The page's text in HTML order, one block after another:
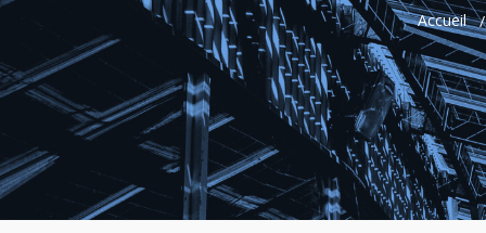
Accueil